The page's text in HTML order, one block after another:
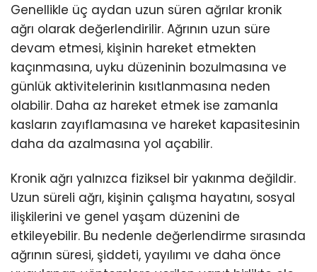
Genellikle üç aydan uzun süren ağrılar kronik
ağrı olarak değerlendirilir. Ağrının uzun süre
devam etmesi, kişinin hareket etmekten
kaçınmasına, uyku düzeninin bozulmasına ve
günlük aktivitelerinin kısıtlanmasına neden
olabilir. Daha az hareket etmek ise zamanla
kasların zayıflamasına ve hareket kapasitesinin
daha da azalmasına yol açabilir.
Kronik ağrı yalnızca fiziksel bir yakınma değildir.
Uzun süreli ağrı, kişinin çalışma hayatını, sosyal
ilişkilerini ve genel yaşam düzenini de
etkileyebilir. Bu nedenle değerlendirme sırasında
ağrının süresi, şiddeti, yayılımı ve daha önce